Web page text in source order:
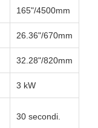
165"/4500mm
26.36"/670mm
32.28"/820mm
3 kW
30 secondi.